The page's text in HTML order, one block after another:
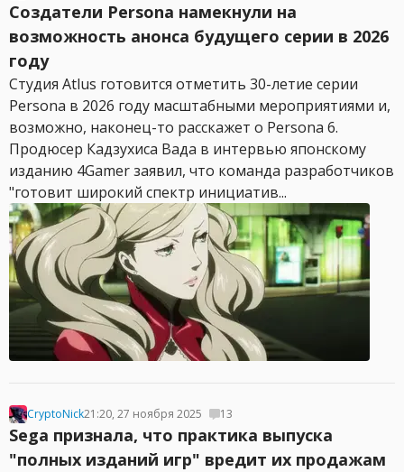
Создатели Persona намекнули на
возможность анонса будущего серии в 2026
году
Студия Atlus готовится отметить 30-летие серии
Persona в 2026 году масштабными мероприятиями и,
возможно, наконец-то расскажет о Persona 6.
Продюсер Кадзухиса Вада в интервью японскому
изданию 4Gamer заявил, что команда разработчиков
"готовит широкий спектр инициатив...
CryptoNick21:20, 27 ноября 2025 13
Sega признала, что практика выпуска
"полных изданий игр" вредит их продажам